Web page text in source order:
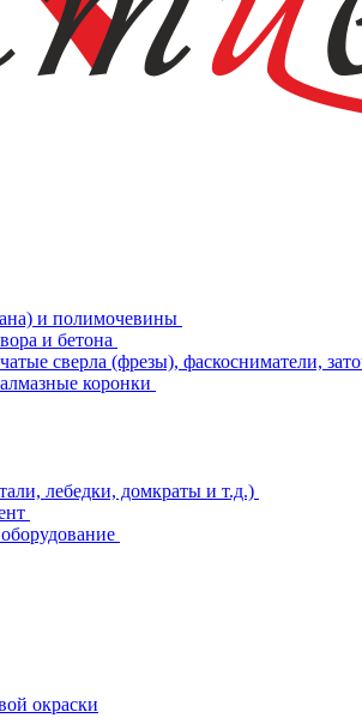
и полимочевины
и бетона
сверла (фрезы), фаскосниматели,
коронки
лебедки, домкраты и т.д.)
окраски